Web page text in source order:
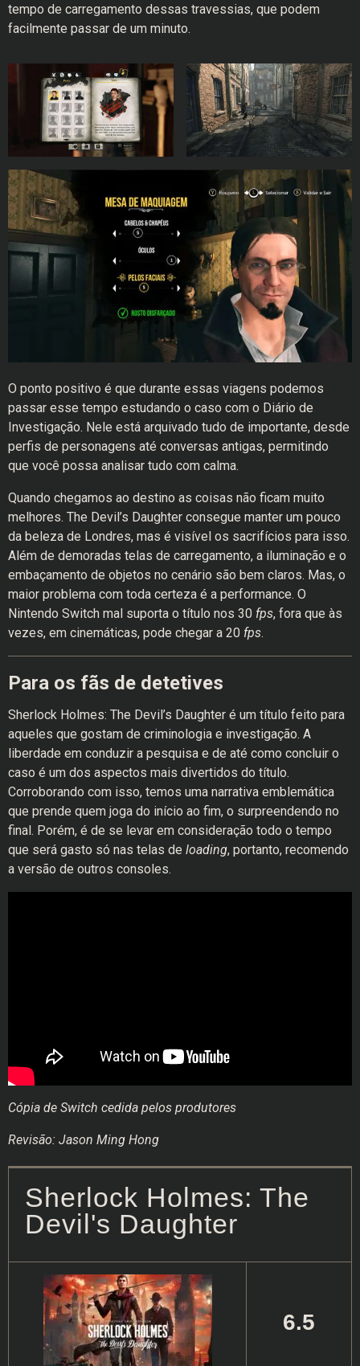
tempo de carregamento dessas travessias, que podem
facilmente passar de um minuto.
O ponto positivo é que durante essas viagens podemos
passar esse tempo estudando o caso com o Diário de
Investigação. Nele está arquivado tudo de importante, desde
perfis de personagens até conversas antigas, permitindo
que você possa analisar tudo com calma.
Quando chegamos ao destino as coisas não ficam muito
melhores. The Devil’s Daughter consegue manter um pouco
da beleza de Londres, mas é visível os sacrifícios para isso.
Além de demoradas telas de carregamento, a iluminação e o
embaçamento de objetos no cenário são bem claros. Mas, o
maior problema com toda certeza é a performance. O
Nintendo Switch mal suporta o título nos 30 fps, fora que às
vezes, em cinemáticas, pode chegar a 20 fps.
Para os fãs de detetives
Sherlock Holmes: The Devil’s Daughter é um título feito para
aqueles que gostam de criminologia e investigação. A
liberdade em conduzir a pesquisa e de até como concluir o
caso é um dos aspectos mais divertidos do título.
Corroborando com isso, temos uma narrativa emblemática
que prende quem joga do início ao fim, o surpreendendo no
final. Porém, é de se levar em consideração todo o tempo
que será gasto só nas telas de loading, portanto, recomendo
a versão de outros consoles.
Cópia de Switch cedida pelos produtores
Revisão: Jason Ming Hong
Sherlock Holmes: The
Devil's Daughter
6.5